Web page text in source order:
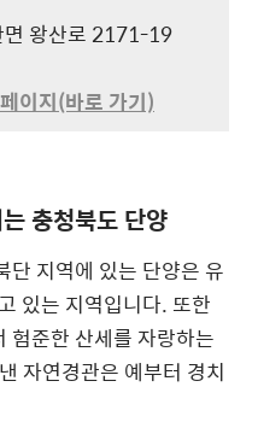
면 왕산로 2171-19
이지(바로 가기)
충청북도 단양
단 지역에 있는 단양은 유
있는 지역입니다. 또한
험준한 산세를 자랑하는
자연경관은 예부터 경치